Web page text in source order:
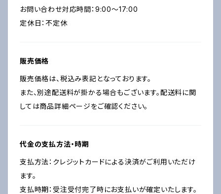
お問い合わせ対応時間：9:00〜17:00
定休日：不定休
販売価格
販売価格は、税込み表記となっております。
また、別途配送料が掛かる場合もございます。配送料に関
しては商品詳細ページをご確認ください。
代金の支払方法・時期
支払方法：クレジットカードによる決済がご利用いただけ
ます。
支払時期：受注受付完了時にお支払いが確定いたします。